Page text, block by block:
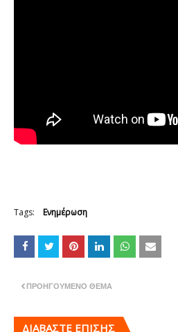
Tags: Ενημέρωση
ΠΡΟΗΓΟΎΜΕΝΟ ΘΈΜΑ
ΔΙΑΒΑΣΤΕ ΕΠΙΣΗΣ